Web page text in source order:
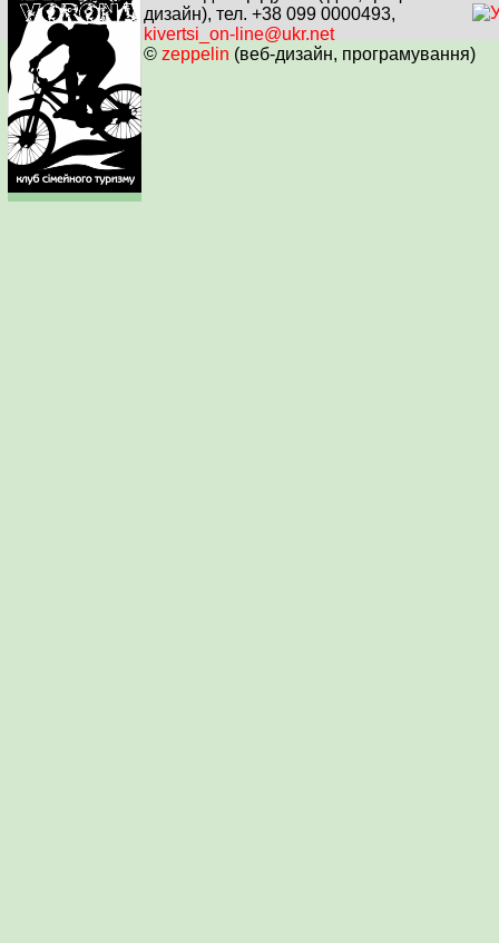
дизайн), тел. +38 099 0000493,
kivertsi_on-line@ukr.net
© zeppelin (веб-дизайн, програмування)